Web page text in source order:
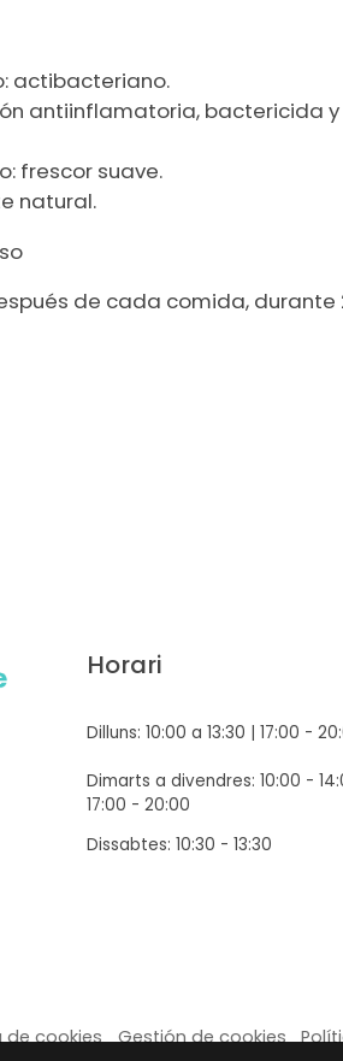
actibacteriano.
antiinflamatoria, bactericida y
frescor suave.
natural.
de cada comida, durante
Horari
Dilluns: 10:00 a 13:30 | 17:00 -
Dimarts a divendres: 10:00 -
17:00 - 20:00
Dissabtes: 10:30 - 13:30
de cookies Gestión de cookies